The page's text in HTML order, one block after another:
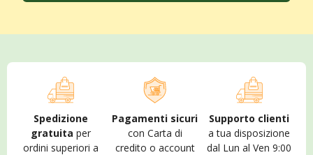
Spedizione
gratuita per
ordini superiori a
Pagamenti sicuri
con Carta di
credito o account
Supporto clienti
a tua disposizione
dal Lun al Ven 9:00